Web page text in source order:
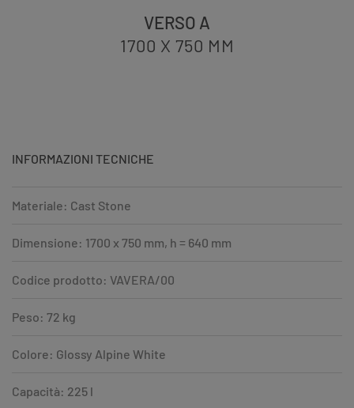
VERSO A
1700 X 750 MM
INFORMAZIONI TECNICHE
Materiale: Cast Stone
Dimensione: 1700 x 750 mm, h = 640 mm
Codice prodotto: VAVERA/00
Peso: 72 kg
Colore: Glossy Alpine White
Capacità: 225 l